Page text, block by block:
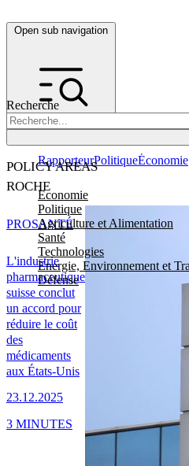
Open sub navigation
Recherche
POLICY AREAS
Economie
Politique
Agriculture et Alimentation
Santé
Technologies
Energie, Environnement et
Défense
RapporteurPolitiqueÉconomie
ROCHE
L'industrie
pharmaceutique
suisse conclut
un accord pour
réduire le coût
des
médicaments
aux États-Unis
23.12.2025
PROSANTÉ
3 MINUTES